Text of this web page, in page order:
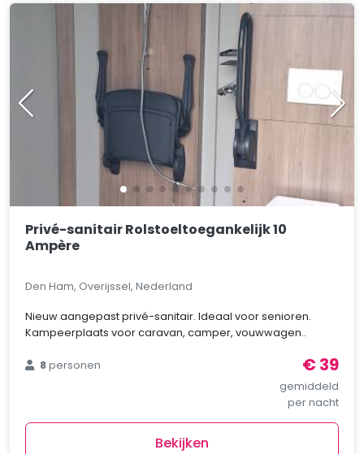
Privé-sanitair Rolstoeltoegankelijk 10
Ampère
Den Ham, Overijssel, Nederland
Nieuw aangepast privé-sanitair. Ideaal voor senioren.
Kampeerplaats voor caravan, camper, vouwwagen..
8personen € 39
gemiddeld
per nacht
Bekijken